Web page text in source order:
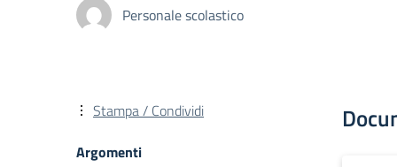
Personale scolastico
Stampa / Condividi
Argomenti